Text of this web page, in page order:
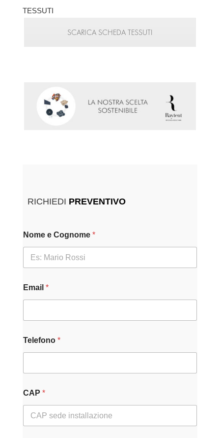
TESSUTI
SCARICA SCHEDA TESSUTI
RICHIEDI PREVENTIVO
P
R
C
Y
E
a
l
Nome e Cognome *
Email *
Telefono *
CAP *